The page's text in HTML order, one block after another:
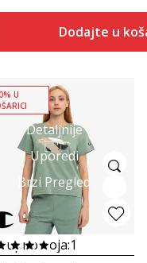
Dodajte u
Detaljnije
Uporedi
Brzi Pregled
U
boja:1